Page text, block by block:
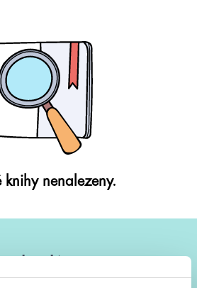
knihy nenalezeny.